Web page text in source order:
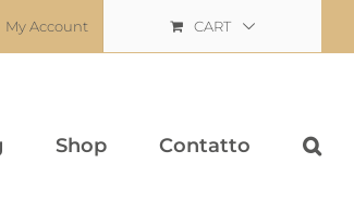
My Account CART
Shop Contatto